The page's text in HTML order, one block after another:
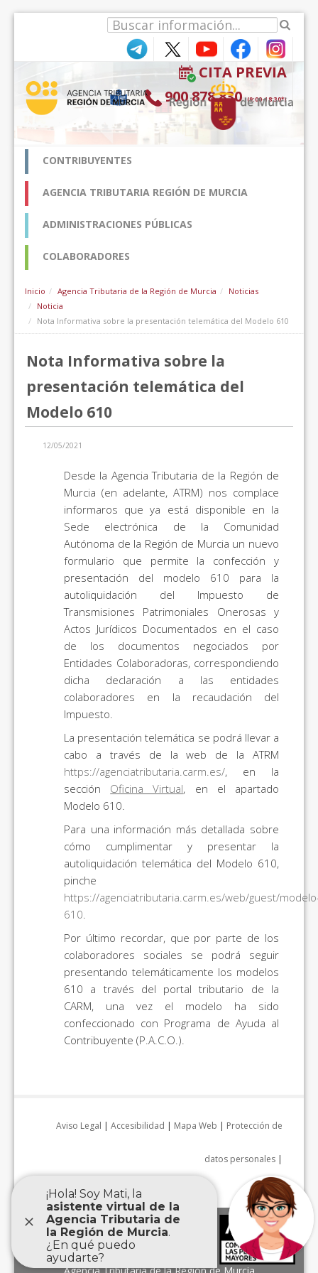
CITA PREVIA
900 878 830 (9:00-18:30*)
CONTRIBUYENTES
AGENCIA TRIBUTARIA REGIÓN DE MURCIA
ADMINISTRACIONES PÚBLICAS
COLABORADORES
Inicio Agencia Tributaria de la Región de Murcia
Noticias
Noticia
Nota Informativa sobre la presentación telemática del Modelo 610
Nota Informativa sobre la
presentación telemática del
Modelo 610
12/05/2021
Desde la Agencia Tributaria de la Región de
Murcia (en adelante, ATRM) nos complace
informaros que ya está disponible en la
Sede electrónica de la Comunidad
Autónoma de la Región de Murcia un nuevo
formulario que permite la confección y
presentación del modelo 610 para la
autoliquidación del Impuesto de
Transmisiones Patrimoniales Onerosas y
Actos Jurídicos Documentados en el caso
de los documentos negociados por
Entidades Colaboradoras, correspondiendo
dicha declaración a las entidades
colaboradores en la recaudación del
Impuesto.
La presentación telemática se podrá llevar a
cabo a través de la web de la ATRM
https://agenciatributaria.carm.es/, en la
sección Oficina Virtual, en el apartado
Modelo 610.
Para una información más detallada sobre
cómo cumplimentar y presentar la
autoliquidación telemática del Modelo 610,
pinche
https://agenciatributaria.carm.es/web/guest/
610.
Por último recordar, que por parte de los
colaboradores sociales se podrá seguir
presentando telemáticamente los modelos
610 a través del portal tributario de la
CARM, una vez el modelo ha sido
confeccionado con Programa de Ayuda al
Contribuyente (P.A.C.O.).
Aviso Legal | Accesibilidad | Mapa Web | Protección de
datos personales |